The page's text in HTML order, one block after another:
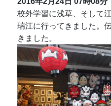
校外学習に浅草、そして
瑞江に行ってきました。
きました。